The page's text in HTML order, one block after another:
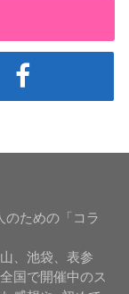
のための「コラ
、池袋、表参
国で開催中のス